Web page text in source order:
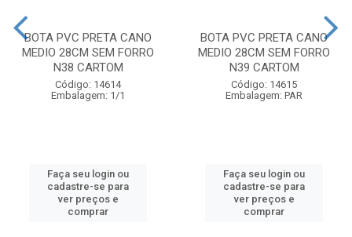
BOTA PVC PRETA CANO
MEDIO 28CM SEM FORRO
N38 CARTOM
Código: 14614
Embalagem: 1/1
Faça seu login ou
cadastre-se para
ver preços e
comprar
BOTA PVC PRETA CANO
MEDIO 28CM SEM FORRO
N39 CARTOM
Código: 14615
Embalagem: PAR
Faça seu login ou
cadastre-se para
ver preços e
comprar